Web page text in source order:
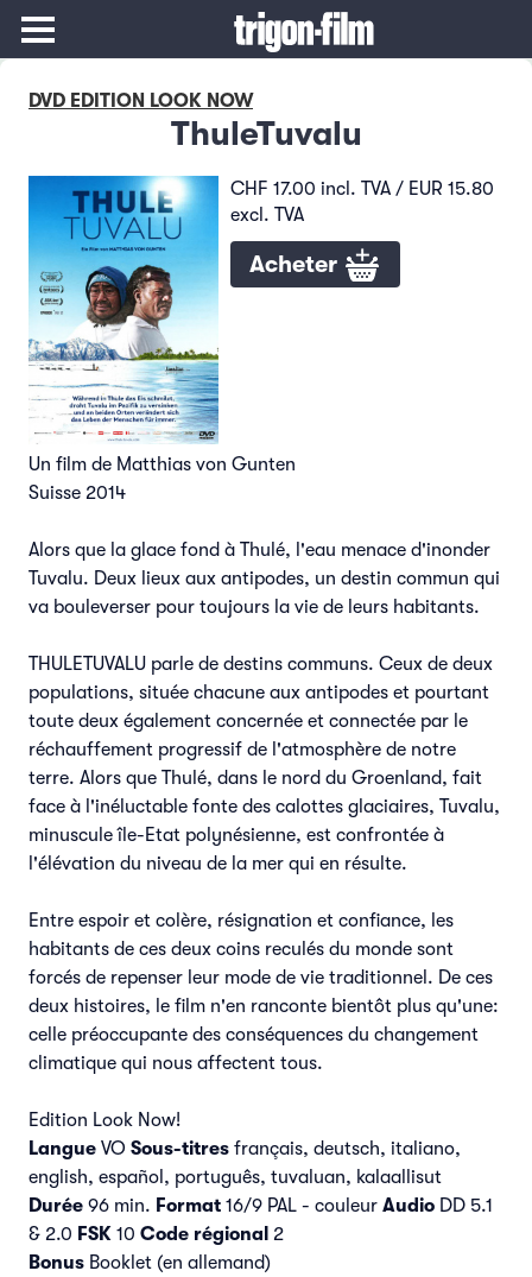
DVD EDITION LOOK NOW
ThuleTuvalu
CHF 17.00 incl. TVA / EUR 15.80
excl. TVA
Acheter
Un film de Matthias von Gunten
Suisse 2014
Alors que la glace fond à Thulé, l'eau menace d'inonder
Tuvalu. Deux lieux aux antipodes, un destin commun qui
va bouleverser pour toujours la vie de leurs habitants.
THULETUVALU parle de destins communs. Ceux de deux
populations, située chacune aux antipodes et pourtant
toute deux également concernée et connectée par le
réchauffement progressif de l'atmosphère de notre
terre. Alors que Thulé, dans le nord du Groenland, fait
face à l'inéluctable fonte des calottes glaciaires, Tuvalu,
minuscule île-Etat polynésienne, est confrontée à
l'élévation du niveau de la mer qui en résulte.
Entre espoir et colère, résignation et confiance, les
habitants de ces deux coins reculés du monde sont
forcés de repenser leur mode de vie traditionnel. De ces
deux histoires, le film n'en ranconte bientôt plus qu'une:
celle préoccupante des conséquences du changement
climatique qui nous affectent tous.
Edition Look Now!
Langue VO Sous-titres français, deutsch, italiano,
english, español, português, tuvaluan, kalaallisut
Durée 96 min. Format 16/9 PAL - couleur Audio DD 5.1
& 2.0 FSK 10 Code régional 2
Bonus Booklet (en allemand)